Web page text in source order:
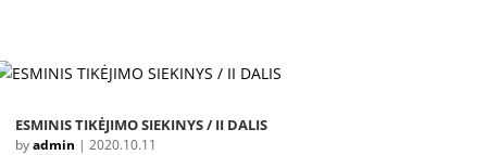
ESMINIS TIKĖJIMO SIEKINYS / II DALIS
byadmin | 2020.10.11